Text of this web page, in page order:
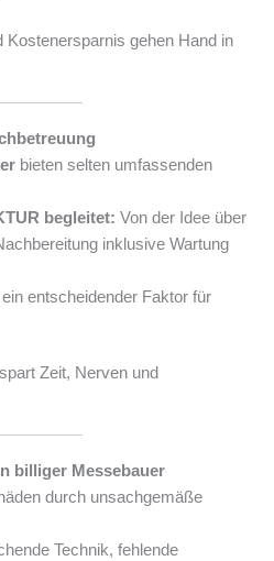
Kostenersparnis gehen Hand in
bieten selten umfassenden
begleitet: Von der Idee über
inklusive Wartung
entscheidender Faktor für
Zeit, Nerven und
billiger Messebauer
durch unsachgemäße
Technik, fehlende